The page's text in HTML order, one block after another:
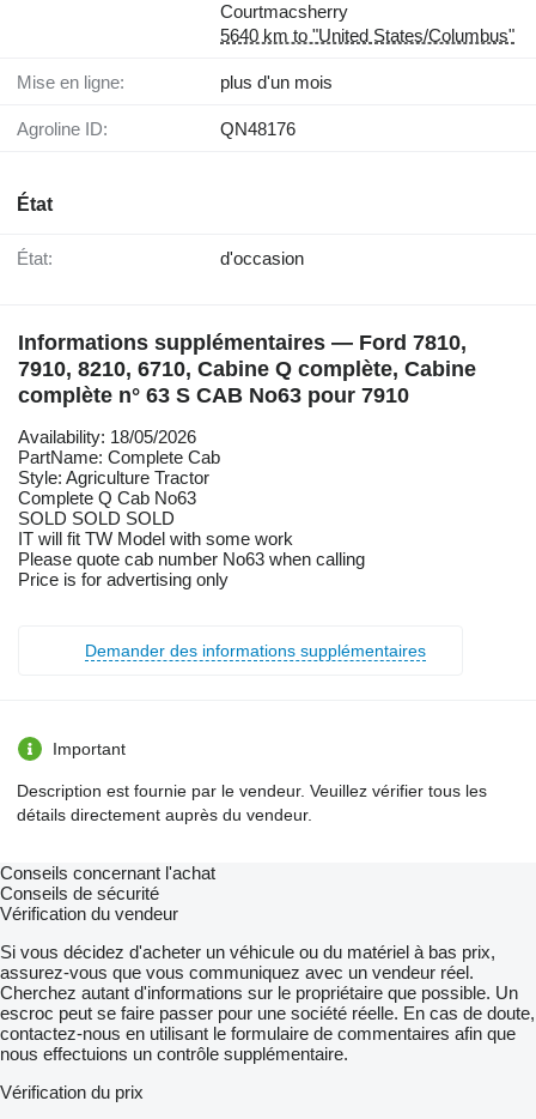
Courtmacsherry
5640 km to "United States/Columbus"
Mise en ligne: plus d'un mois
Agroline ID: QN48176
État
État: d'occasion
Informations supplémentaires — Ford 7810,
7910, 8210, 6710, Cabine Q complète, Cabine
complète n° 63 S CAB No63 pour 7910
Availability: 18/05/2026
PartName: Complete Cab
Style: Agriculture Tractor
Complete Q Cab No63
SOLD SOLD SOLD
IT will fit TW Model with some work
Please quote cab number No63 when calling
Price is for advertising only
Demander des informations supplémentaires
Important
Description est fournie par le vendeur. Veuillez vérifier tous les
détails directement auprès du vendeur.
Conseils concernant l'achat
Conseils de sécurité
Vérification du vendeur
Si vous décidez d'acheter un véhicule ou du matériel à bas prix,
assurez-vous que vous communiquez avec un vendeur réel.
Cherchez autant d'informations sur le propriétaire que possible. Un
escroc peut se faire passer pour une société réelle. En cas de doute,
contactez-nous en utilisant le formulaire de commentaires afin que
nous effectuions un contrôle supplémentaire.
Vérification du prix